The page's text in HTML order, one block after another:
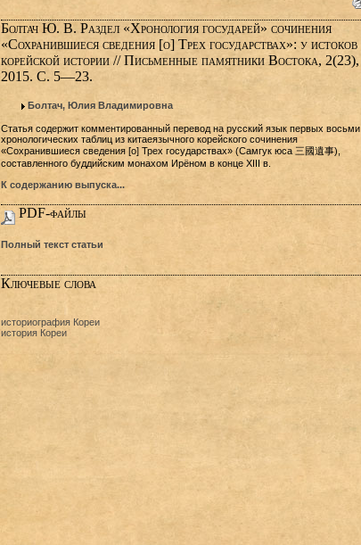
Болтач Ю. В. Раздел «Хронология государей» сочинения
«Сохранившиеся сведения [о] Трех государствах»: у истоков
корейской истории // Письменные памятники Востока, 2(23),
2015. С. 5—23.
Болтач, Юлия Владимировна
Статья содержит комментированный перевод на русский язык первых восьми
хронологических таблиц из китаеязычного корейского сочинения
«Сохранившиеся сведения [о] Трех государствах» (Самгук юса 三國遺事),
составленного буддийским монахом Ирёном в конце XIII в.
К содержанию выпуска...
PDF-файлы
Полный текст статьи
Ключевые слова
историография Кореи
история Кореи